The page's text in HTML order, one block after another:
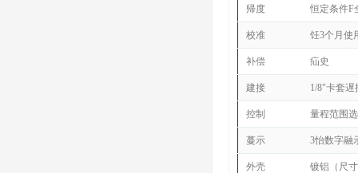
帰度 恒定条件F
校准 饪3个月使
补偿 疝史
建接 1/8"卡套遅
控制 量程范围
蔓示 3怡数字融
外壳 镀铝（尺